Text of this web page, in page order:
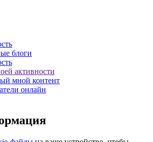
блоги
активности
мной контент
онлайн